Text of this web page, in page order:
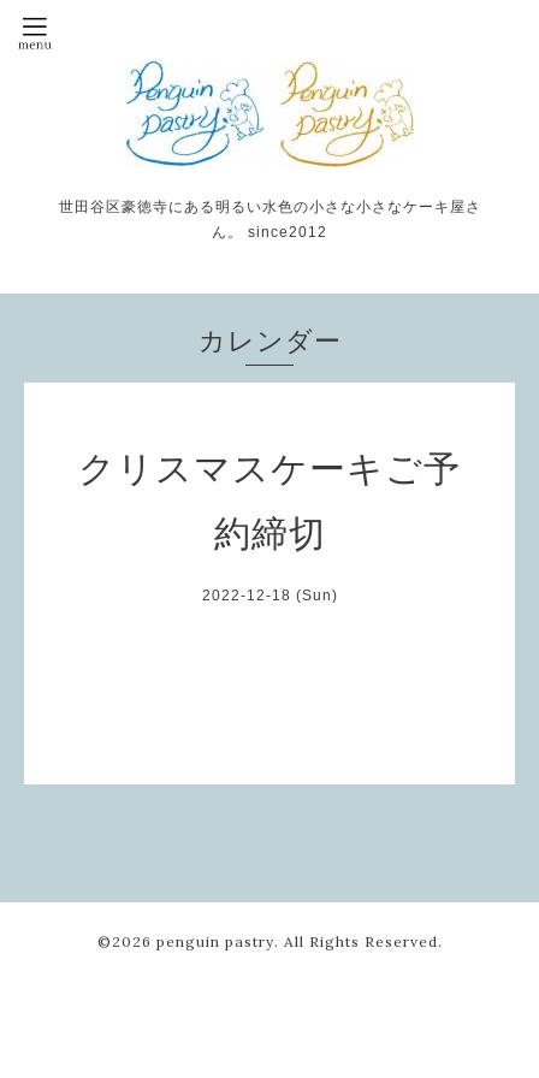
世田谷区豪徳寺にある明るい水色の小さな小さなケーキ屋さ
ん。 since2012
カレンダー
クリスマスケーキご予
約締切
2022-12-18 (Sun)
©2026 penguin pastry. All Rights Reserved.